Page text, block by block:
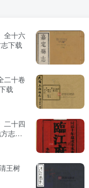
全十六
下载
二十卷
载
二十四
志下
王树